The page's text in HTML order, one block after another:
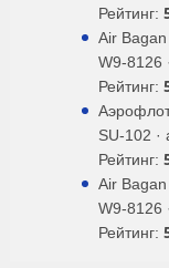
Рейтинг:
Air
W9-8126
Рейтинг:
SU-102 ·
Рейтинг:
Air
W9-8126
Рейтинг: